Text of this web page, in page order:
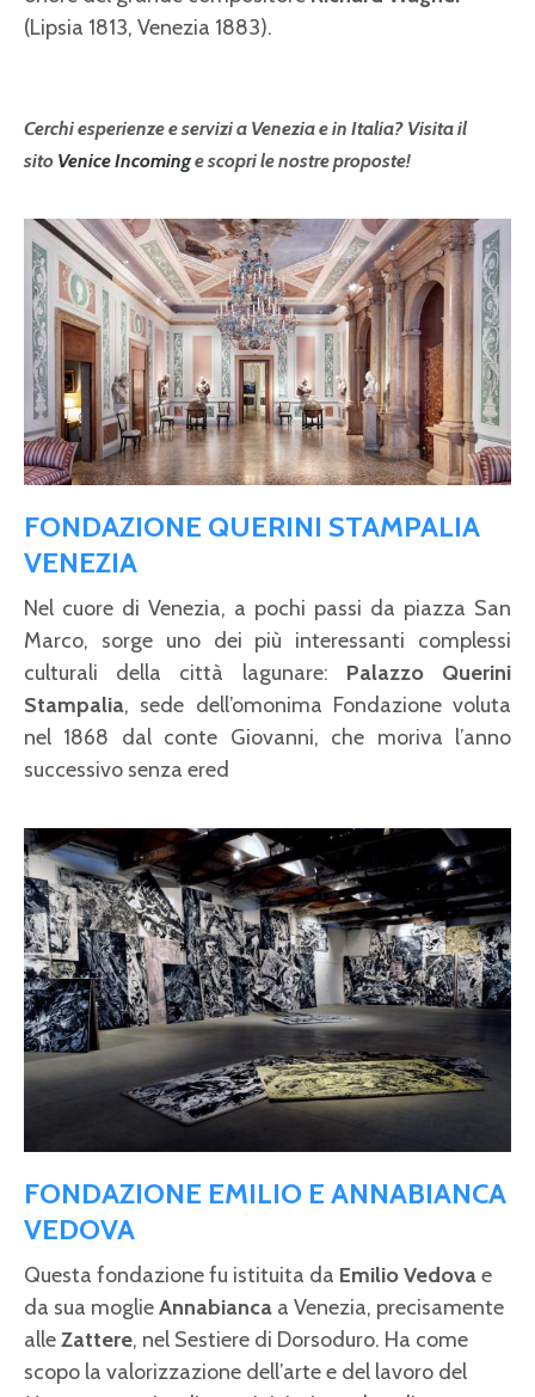
(Lipsia 1813, Venezia 1883).
Cerchi esperienze e servizi a Venezia e in Italia? Visita il
sito Venice Incominge scopri le nostre proposte!
FONDAZIONE QUERINI STAMPALIA
VENEZIA
Nel cuore di Venezia, a pochi passi da piazza San
Marco, sorge uno dei più interessanti complessi
culturali della città lagunare: Palazzo Querini
Stampalia, sede dell’omonima Fondazione voluta
nel 1868 dal conte Giovanni, che moriva l’anno
successivo senza ered
FONDAZIONE EMILIO E ANNABIANCA
VEDOVA
Questa fondazione fu istituita da Emilio Vedovae
da sua moglieAnnabianca a Venezia, precisamente
alleZattere, nel Sestiere di Dorsoduro. Ha come
scopo la valorizzazione dell’arte e del lavoro del